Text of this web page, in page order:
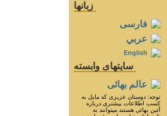
زبانها
فارسی
عربي
English
سايتهای وابسته
عالم بهائی
توجه: دوستان عزيزى كه مايل به
كسب اطلاعات بيشترى درباره
آئين بهائى هستند ميتوانند به